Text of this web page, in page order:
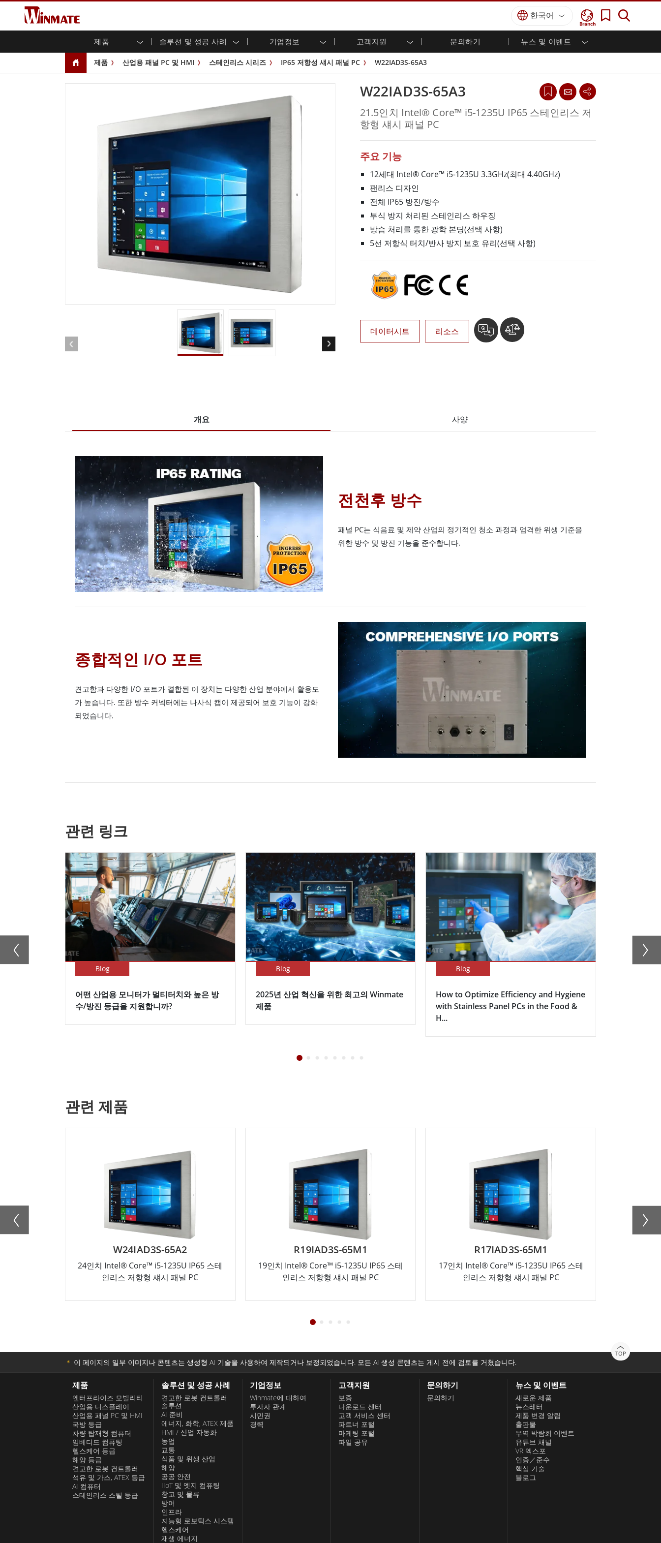
Branch
한국어
제품 솔루션 및 성공 사례 기업정보 고객지원 문의하기 뉴스 및 이벤트
엔터프라이즈 모빌리티
러기드 노트북
러기드 태블릿 컨트롤러
안드로이드 러기드 태블릿
산업용 디스플레이
멀티터치(P-CAP)
오픈 프레임
패널 마운트
전면 IP65
PoE 터치
스테인리스 시리
실외 디스플레이
G-WIN 시리즈 /
후면 마운트
ATEX 등급
산업용 패널 PC 및 HMI
HMI(P-CAP 터치)
산업용 패널 PC(P-CAP Touch)
산업용 패널 PC(저항막 터치)
스테인리스 시리즈
G-WIN 시리즈 / IP67 설계
ATEX 등급
바 타입 패널 PC
엣지 AI 패널 PC
국방부 러기드 노트북
디펜스 울트라 러기드 태블릿
국방 패널 PC
디펜스 디스플레이 / NVIS 디스플레이
지상 관제소
차량 탑재형 컴퓨터
Windows 차량 탑재 컴퓨터
안드로이드 차량 탑재 컴퓨터
차량 탑재 컴퓨터용 태블릿
임베디드 컴퓨팅
박스 PC / 방수 러기드 PC IP65
IoT 게이트웨이
라디오 게이트웨이
헬스케어 등급
의료용 러기드 태블릿
의료용 패널 PC
헬스케어 디스플레이
해양 등급
해양 임베디드 컴퓨터
견고한 로봇 컨트롤러
엣지 AI 모빌리티
로봇 컨트롤러
석유 및 가스, ATEX 등급
ATEX 등급 러기드 태블릿
ATEX 등급 내구성형 핸드헬드
ATEX 등급 패널 PC
AI 컴퓨터
엣지 AI 컴퓨팅
스테인리스 스틸 등급
견고한 로봇 컨트롤러 솔루션 AI 준비 에너지, 화학, ATEX 제품
농업
교통 식품 및 위생 산업
해양
창고 및 물류
방어
지능형 로보틱스 시스템 헬스케어
재생 에너지
셀프 서비스 키오스크
정부 헤비 듀티
스마트 충전소
성공 사례
Winmate에 대하여 투자자 관계 시민권
보증 다운로드 센터 고객 서비스 센터
마케팅 포털
파일 공유
새로운 제품 뉴스레터 제품 변경 알림
무역 박람회 이벤트
유튜브 채널 VR 엑스포
인증／준수
제품 산업용 패널 PC 및 HMI 스테인리스 시리즈 IP65 저항성 섀시 패널 PC W22IAD3S-65A3
W22IAD3S-65A3
21.5인치 Intel® Core™ i5-1235U IP65 스테인리스 저
항형 섀시 패널 PC
주요 기능
12세대 Intel® Core™ i5-1235U 3.3GHz(최대 4.40GHz)
팬리스 디자인
전체 IP65 방진/방수
부식 방지 처리된 스테인리스 하우징
방습 처리를 통한 광학 본딩(선택 사항)
5선 저항식 터치/반사 방지 보호 유리(선택 사항)
데이터시트 리소스
개요 사양
전천후 방수
패널 PC는 식음료 및 제약 산업의 정기적인 청소 과정과 엄격한 위생 기준을
위한 방수 및 방진 기능을 준수합니다.
종합적인 I/O 포트
견고함과 다양한 I/O 포트가 결합된 이 장치는 다양한 산업 분야에서 활용도
가 높습니다. 또한 방수 커넥터에는 나사식 캡이 제공되어 보호 기능이 강화
되었습니다.
관련 링크
Blog
어떤 산업용 모니터가 멀티터치와 높은 방
수/방진 등급을 지원합니까?
Blog
2025년 산업 혁신을 위한 최고의 Winmate
제품
Blog
How to Optimize Efficiency and Hygiene
with Stainless Panel PCs in the Food &
H...
관련 제품
W24IAD3S-65A2
24인치 Intel® Core™ i5-1235U IP65 스테
인리스 저항형 섀시 패널 PC
R19IAD3S-65M1
19인치 Intel® Core™ i5-1235U IP65 스테
인리스 저항형 섀시 패널 PC
R17IAD3S-65M1
17인치 Intel® Core™ i5-1235U IP65 스테
인리스 저항형 섀시 패널 PC
TOP
＊ 이 페이지의 일부 이미지나 콘텐츠는 생성형 AI 기술을 사용하여 제작되거나 보정되었습니다. 모든 AI 생성 콘텐츠는 게시 전에 검토를 거쳤습니다.
제품
엔터프라이즈 모빌리티
산업용 디스플레이
산업용 패널 PC 및 HMI
국방 등급
차량 탑재형 컴퓨터
임베디드 컴퓨팅
헬스케어 등급
해양 등급
견고한 로봇 컨트롤러
석유 및 가스, ATEX 등급
AI 컴퓨터
스테인리스 스틸 등급
솔루션 및 성공 사례
견고한 로봇 컨트롤러
솔루션
AI 준비
에너지, 화학, ATEX 제품
HMI / 산업 자동화
농업
교통
식품 및 위생 산업
해양
공공 안전
IIoT 및 엣지 컴퓨팅
창고 및 물류
방어
인프라
지능형 로보틱스 시스템
헬스케어
재생 에너지
기업정보
Winmate에 대하여
투자자 관계
시민권
경력
고객지원
보증
다운로드 센터
고객 서비스 센터
파트너 포털
마케팅 포털
파일 공유
문의하기
문의하기
뉴스 및 이벤트
새로운 제품
뉴스레터
제품 변경 알림
출판물
무역 박람회 이벤트
유튜브 채널
VR 엑스포
인증／준수
핵심 기술
블로그